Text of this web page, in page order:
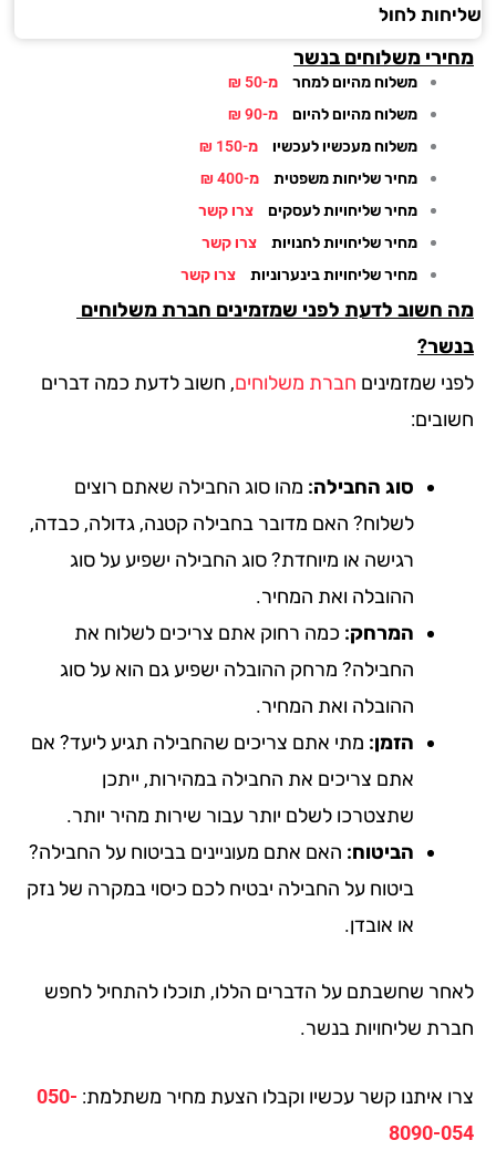
לחול
משלוחים בנשר
משלוח מהיום למחר
מ-50 ₪
משלוח מהיום להיום
מ-90 ₪
משלוח מעכשיו לעכשיו
מ-150 ₪
מחיר שליחות משפטית
מ-400 ₪
מחיר שליחויות לעסקים
צרו קשר
מחיר שליחויות לחנויות
צרו קשר
מחיר שליחויות בינערוניות
צרו קשר
חשוב לדעת לפני שמזמינים חברת משלוחים
שמזמיניםחברת משלוחים, חשוב לדעת כמה דברים
סוג החבילה:מהו סוג החבילה שאתם רוצים
לשלוח? האם מדובר בחבילה קטנה, גדולה, כבדה,
רגישה או מיוחדת? סוג החבילה ישפיע על סוג
ההובלה ואת המחיר.
המרחק:כמה רחוק אתם צריכים לשלוח את
החבילה? מרחק ההובלה ישפיע גם הוא על סוג
ההובלה ואת המחיר.
הזמן:מתי אתם צריכים שהחבילה תגיע ליעד? אם
אתם צריכים את החבילה במהירות, ייתכן
שתצטרכו לשלם יותר עבור שירות מהיר יותר.
הביטוח:האם אתם מעוניינים בביטוח על החבילה?
ביטוח על החבילה יבטיח לכם כיסוי במקרה של נזק
או אובדן.
שחשבתם על הדברים הללו, תוכלו להתחיל לחפש
שליחויות בנשר.
איתנו קשר עכשיו וקבלו הצעת מחיר משתלמת:050-
8090-